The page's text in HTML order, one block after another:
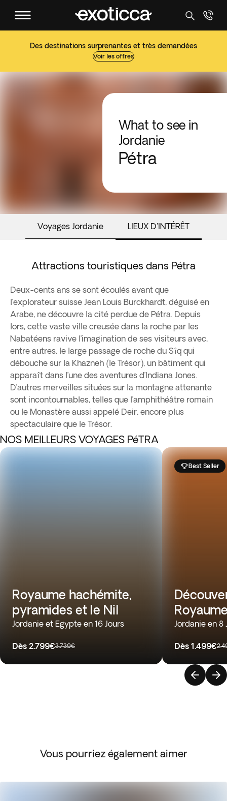
Des destinations surprenantes et très demandées
Voir les offres
What to see in
Jordanie
Pétra
Voyages Jordanie LIEUX D'INTÉRÊT
Attractions touristiques dans Pétra
Deux-cents ans se sont écoulés avant que
l’explorateur suisse Jean Louis Burckhardt, déguisé en
Arabe, ne découvre la cité perdue de Pétra. Depuis
lors, cette vaste ville creusée dans la roche par les
Nabatéens ravive l’imagination de ses visiteurs avec,
entre autres, le large passage de roche du Sîq qui
débouche sur la Khazneh (le Trésor), un bâtiment qui
apparaît dans l’une des aventures d’Indiana Jones.
D’autres merveilles situées sur la montagne attenante
sont incontournables, telles que l’amphithéâtre romain
ou le Monastère aussi appelé Deir, encore plus
spectaculaire que le Trésor.
NOS MEILLEURS VOYAGES PéTRA
Royaume hachémite,
pyramides et le Nil
Jordanie et Egypte en 16 Jours
Dès 2.799€3.739€
Best Seller
Jordanie en 8
Dès 1.499€
Vous pourriez également aimer